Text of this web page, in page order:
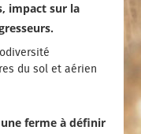
impact sur la
du sol et aérien
ferme à définir